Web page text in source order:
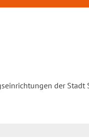
der Stadt